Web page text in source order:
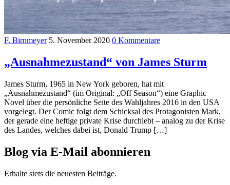
F. Birnmeyer 5. November 2020 0 Kommentare
„Ausnahmezustand“ von James Sturm
James Sturm, 1965 in New York geboren, hat mit
„Ausnahmezustand“ (im Original: „Off Season“) eine Graphic
Novel über die persönliche Seite des Wahljahres 2016 in den USA
vorgelegt. Der Comic folgt dem Schicksal des Protagonisten Mark,
der gerade eine heftige private Krise durchlebt – analog zu der Krise
des Landes, welches dabei ist, Donald Trump […]
Blog via E-Mail abonnieren
Erhalte stets die neuesten Beiträge.